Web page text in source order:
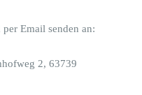
Email senden an:
2, 63739